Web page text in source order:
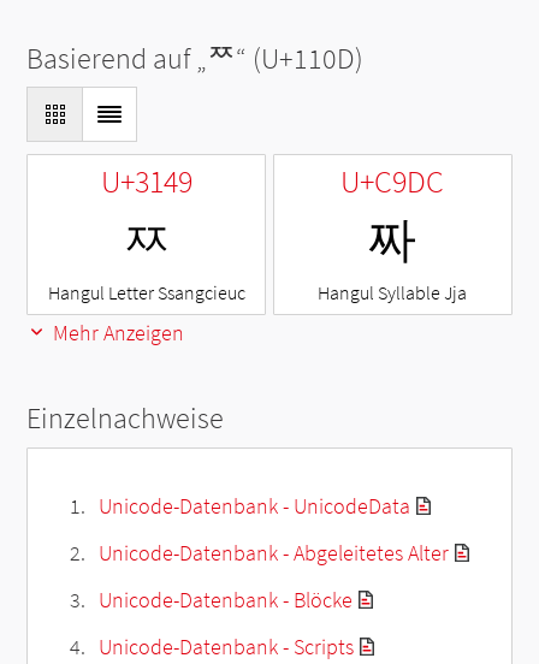
Basierend auf „ᄍ“ (U+110D)
U+3149
ㅉ
Hangul Letter Ssangcieuc
U+C9DC
짜
Hangul Syllable Jja
Mehr Anzeigen
Einzelnachweise
Unicode-Datenbank - UnicodeData
Unicode-Datenbank - Abgeleitetes Alter
Unicode-Datenbank - Blöcke
Unicode-Datenbank - Scripts